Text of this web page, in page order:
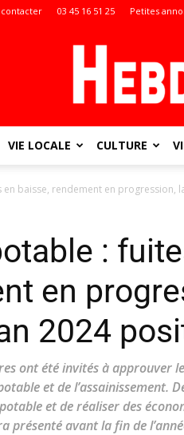
contacter 03 45 16 51 25 Petites
VIE LOCALE CULTURE
baisse, rendement en progression, la
:
en
2024
ont été invités à approuver
et de l’assainissement.
et de réaliser des
présenté avant la fin de